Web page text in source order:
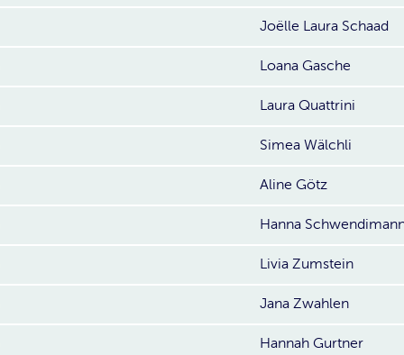
Joëlle Laura Schaad
Loana Gasche
Laura Quattrini
Simea Wälchli
Aline Götz
Hanna
Livia Zumstein
Jana Zwahlen
Hannah Gurtner